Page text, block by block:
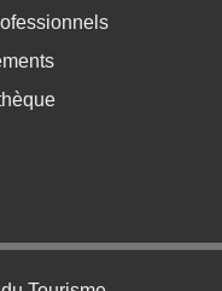
bas de page 4